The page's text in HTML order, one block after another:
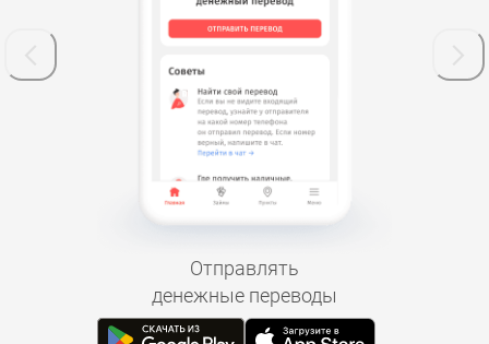
Отправлять
денежные переводы